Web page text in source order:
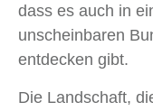
dass es auch in
unscheinbaren
entdecken gibt.
Die Landschaft,